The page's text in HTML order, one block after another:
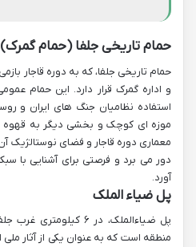
حمام تاریخی جلفا (حمام گمرک)
حمام تاریخی جلفا، که به دوره قاجار
و اداره گمرک قرار دارد. این حمام
استفاده نظامیان جنگ های ایران و
موزه ای کوچک و بخشی دیگر به
معماری دوره قاجار و فضای نوستالژیک
دور می برد و فرصتی برای آشنایی با
آورد.
پل ضیاء الملک
پل ضیاءالملک، در ۶
منطقه است که به عنوان یکی از آثار